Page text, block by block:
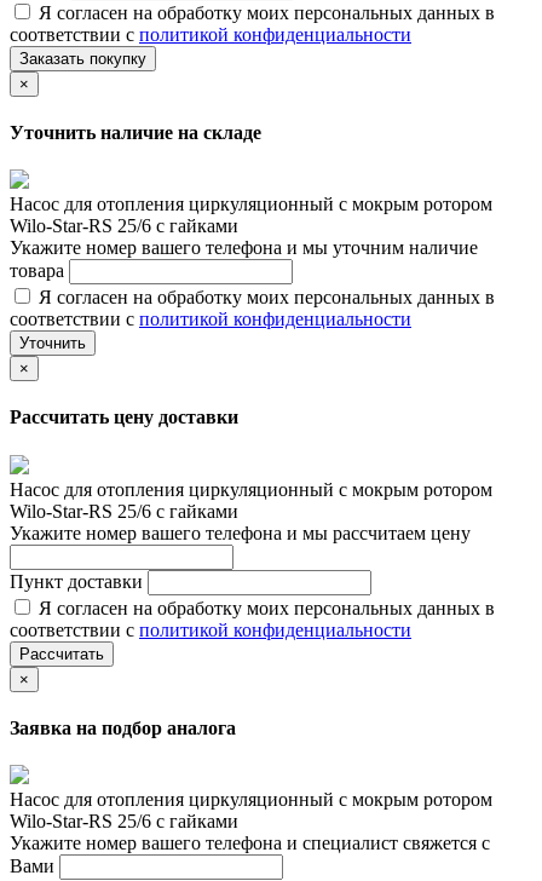
Я согласен на обработку моих персональных данных в
соответствии с политикой конфиденциальности
Заказать покупку
×
Уточнить наличие на складе
Насос для отопления циркуляционный с мокрым ротором
Wilo-Star-RS 25/6 с гайками
Укажите номер вашего телефона и мы уточним наличие
товара
Я согласен на обработку моих персональных данных в
соответствии с политикой конфиденциальности
Уточнить
×
Рассчитать цену доставки
Насос для отопления циркуляционный с мокрым ротором
Wilo-Star-RS 25/6 с гайками
Укажите номер вашего телефона и мы рассчитаем цену
Пункт доставки
Я согласен на обработку моих персональных данных в
соответствии с политикой конфиденциальности
Рассчитать
×
Заявка на подбор аналога
Насос для отопления циркуляционный с мокрым ротором
Wilo-Star-RS 25/6 с гайками
Укажите номер вашего телефона и специалист свяжется с
Вами